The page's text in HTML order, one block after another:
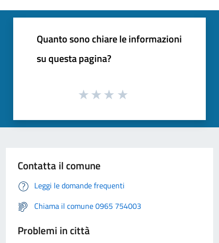
Quanto sono chiare le informazioni
su questa pagina?
Contatta il comune
Leggi le domande frequenti
Chiama il comune 0965 754003
Problemi in città